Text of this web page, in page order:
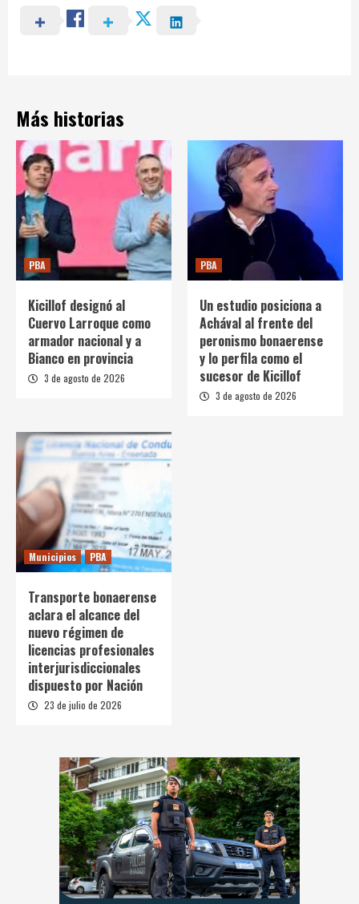
Más historias
PBA
Kicillof designó al
Cuervo Larroque como
armador nacional y a
Bianco en provincia
3 de agosto de 2026
PBA
Un estudio posiciona a
Achával al frente del
peronismo bonaerense
y lo perfila como el
sucesor de Kicillof
3 de agosto de 2026
Municipios PBA
Transporte bonaerense
aclara el alcance del
nuevo régimen de
licencias profesionales
interjurisdiccionales
dispuesto por Nación
23 de julio de 2026